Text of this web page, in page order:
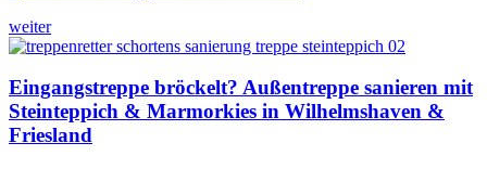
weiter
Eingangstreppe bröckelt? Außentreppe sanieren mit
Steinteppich & Marmorkies in Wilhelmshaven &
Friesland